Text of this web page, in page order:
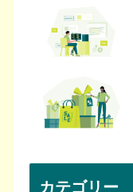
カテゴリー